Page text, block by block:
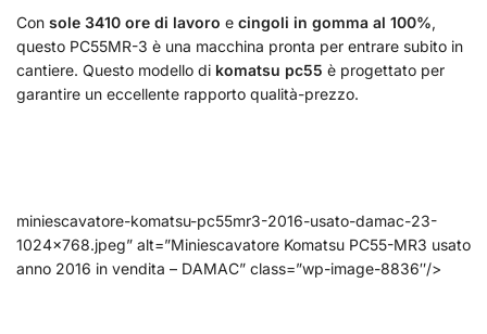
Con sole 3410 ore di lavoro e cingoli in gomma al 100%,
questo PC55MR-3 è una macchina pronta per entrare subito in
cantiere. Questo modello di komatsu pc55 è progettato per
garantire un eccellente rapporto qualità-prezzo.
miniescavatore-komatsu-pc55mr3-2016-usato-damac-23-
1024×768.jpeg” alt=”Miniescavatore Komatsu PC55-MR3 usato